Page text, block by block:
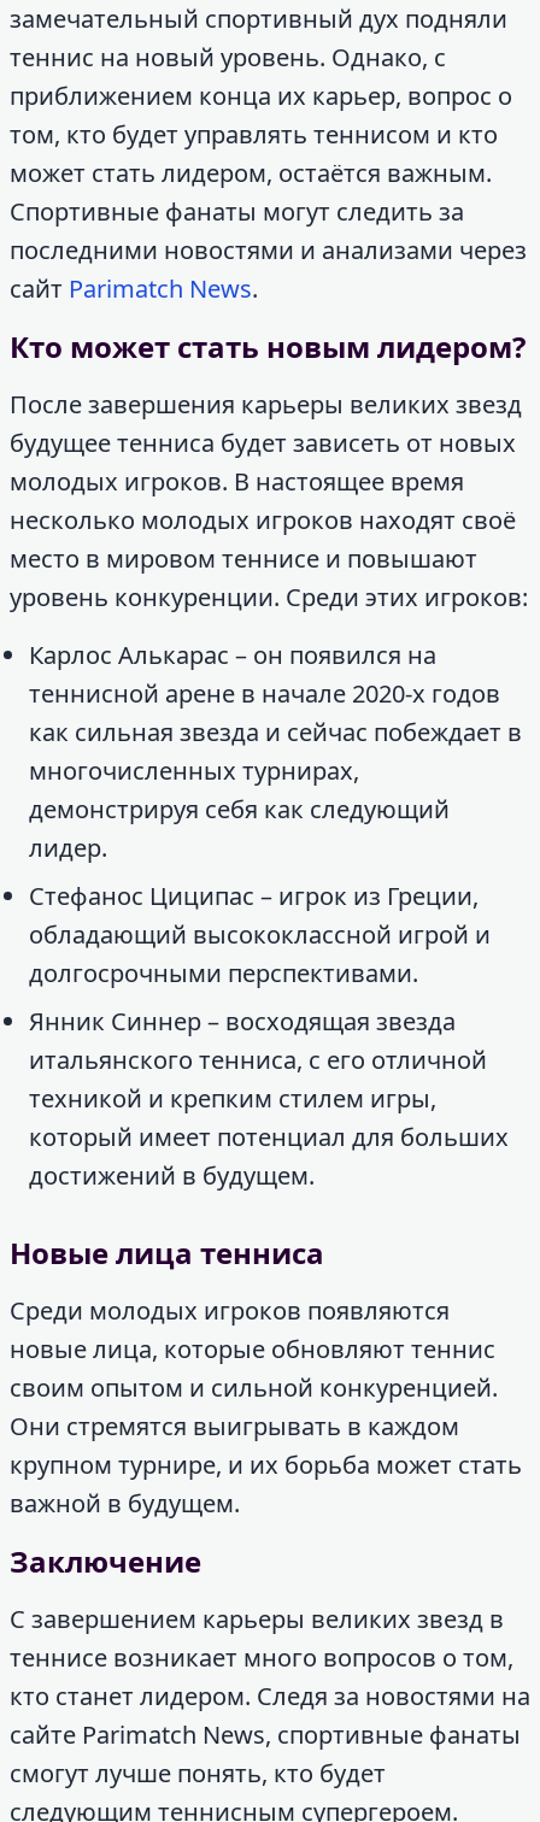
замечательный спортивный дух подняли
теннис на новый уровень. Однако, с
приближением конца их карьер, вопрос о
том, кто будет управлять теннисом и кто
может стать лидером, остаётся важным.
Спортивные фанаты могут следить за
последними новостями и анализами через
сайт Parimatch News.
Кто может стать новым лидером?
После завершения карьеры великих звезд
будущее тенниса будет зависеть от новых
молодых игроков. В настоящее время
несколько молодых игроков находят своё
место в мировом теннисе и повышают
уровень конкуренции. Среди этих игроков:
Карлос Алькарас – он появился на
теннисной арене в начале 2020-х годов
как сильная звезда и сейчас побеждает в
многочисленных турнирах,
демонстрируя себя как следующий
лидер.
Стефанос Циципас – игрок из Греции,
обладающий высококлассной игрой и
долгосрочными перспективами.
Янник Синнер – восходящая звезда
итальянского тенниса, с его отличной
техникой и крепким стилем игры,
который имеет потенциал для больших
достижений в будущем.
Новые лица тенниса
Среди молодых игроков появляются
новые лица, которые обновляют теннис
своим опытом и сильной конкуренцией.
Они стремятся выигрывать в каждом
крупном турнире, и их борьба может стать
важной в будущем.
Заключение
С завершением карьеры великих звезд в
теннисе возникает много вопросов о том,
кто станет лидером. Следя за новостями на
сайте Parimatch News, спортивные фанаты
смогут лучше понять, кто будет
следующим теннисным супергероем.